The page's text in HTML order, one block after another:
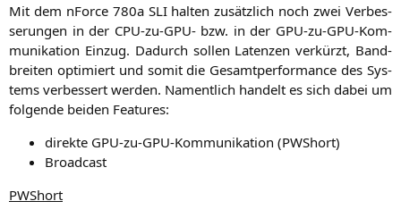
Mit dem nForce 780a SLIhal­ten zusätz­lich noch zwei Ver­bes­
se­run­gen in der CPU-zu-GPU- bzw. in der GPU-zu-GPU-Kom­
mu­ni­ka­ti­on Ein­zug. Dadurch sol­len Laten­zen ver­kürzt, Band­
brei­ten opti­miert und somit die Gesamt­per­for­mance des Sys­
tems ver­bes­sert wer­den. Nament­lich han­delt es sich dabei um
fol­gen­de bei­den Features:
direk­te GPU-zu-GPU-Kom­mu­ni­ka­ti­on (PWShort)
Broad­cast
PWShort